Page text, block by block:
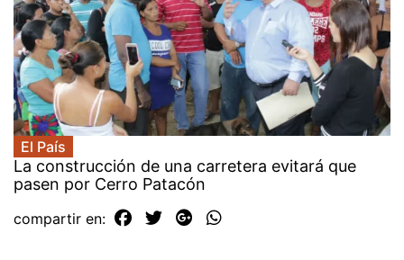
El País
La construcción de una carretera evitará que
pasen por Cerro Patacón
compartir en: